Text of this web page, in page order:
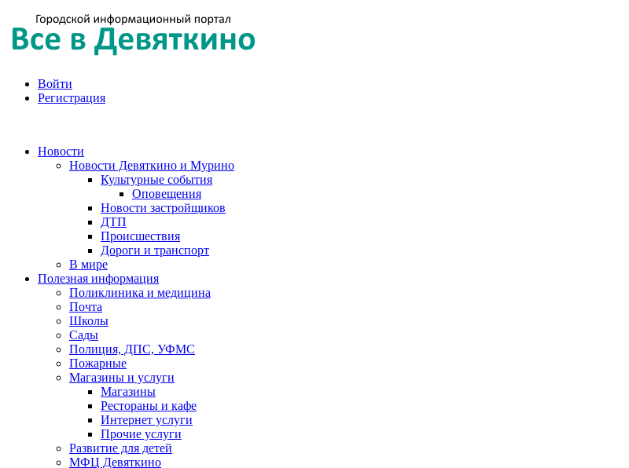
Войти
Регистрация
Новости
Новости Девяткино и Мурино
Культурные события
Оповещения
Новости застройщиков
ДТП
Происшествия
Дороги и транспорт
В мире
Полезная информация
Поликлиника и медицина
Почта
Школы
Сады
Полиция, ДПС, УФМС
Пожарные
Магазины и услуги
Магазины
Рестораны и кафе
Интернет услуги
Прочие услуги
Развитие для детей
МФЦ Девяткино